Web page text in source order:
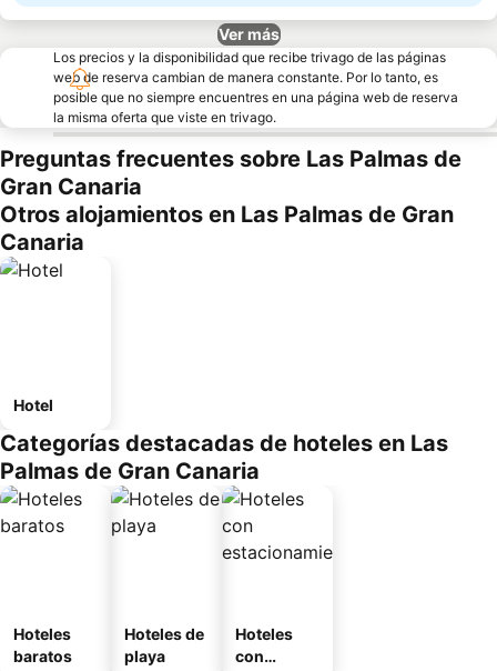
Ver más
Los precios y la disponibilidad que recibe trivago de las páginas
web de reserva cambian de manera constante. Por lo tanto, es
posible que no siempre encuentres en una página web de reserva
la misma oferta que viste en trivago.
Preguntas frecuentes sobre Las Palmas de
Gran Canaria
Otros alojamientos en Las Palmas de Gran
Canaria
Hotel
Categorías destacadas de hoteles en Las
Palmas de Gran Canaria
Hoteles
baratos
Hoteles de
playa
Hoteles
con